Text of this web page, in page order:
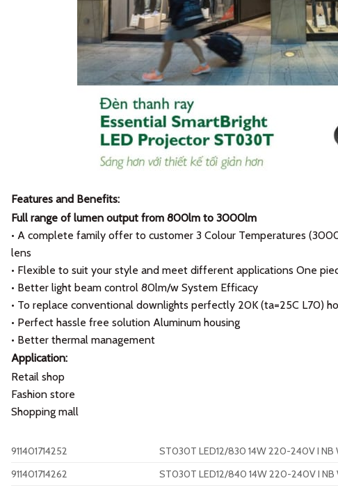
Features and Benefits:
Full range of lumen output from 800lm to 3000lm
• A complete family offer to customer 3 Colour Temperatures
lens
• Flexible to suit your style and meet different applications One
• Better light beam control 80lm/w System Efficacy
• To replace conventional downlights perfectly 20K (ta=25C L70)
• Perfect hassle free solution Aluminum housing
• Better thermal management
Application:
Retail shop
Fashion store
Shopping mall
911401714252
ST030T LED12/830 14W 220-240V I NB
911401714262
ST030T LED12/840 14W 220-240V I NB